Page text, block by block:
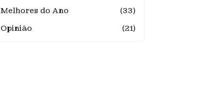
Melhores do Ano
(33)
Opinião
(21)